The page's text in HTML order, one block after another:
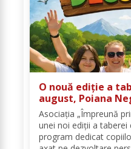
O nouă ediție a
august, Poiana
Asociația „Împreună
unei noi ediții a taberei
program dedicat